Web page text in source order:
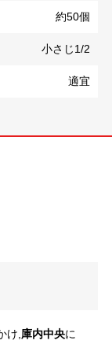
約50個
小さじ1/2
適宜
け,庫内中央に